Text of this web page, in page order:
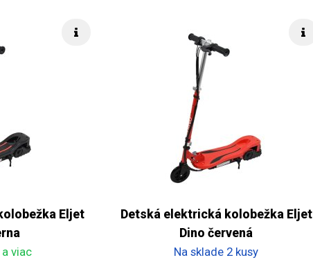
Eljet
viac
Detská elektrická kolobežka Eljet
Dino červená
Na sklade 2 kusy